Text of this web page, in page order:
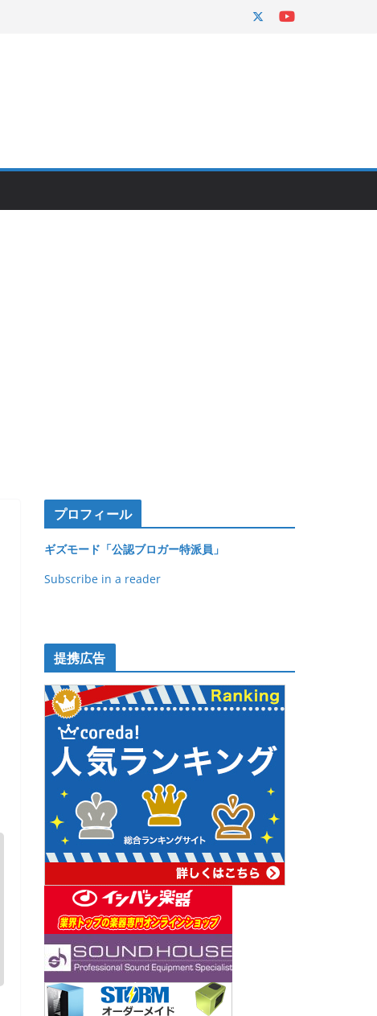
プロフィール
ギズモード「公認ブロガー特派員」
Subscribe in a reader
提携広告